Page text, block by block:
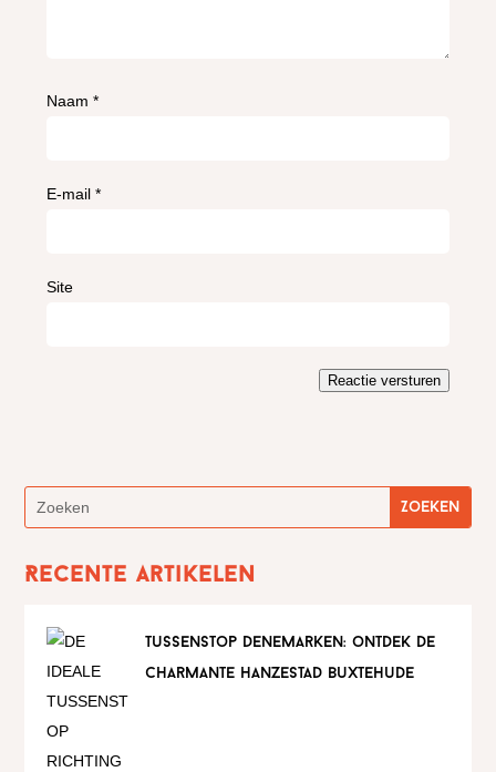
Naam*
E-mail*
Site
Reactie versturen
Recente artikelen
tussenstop denemarken: ontdek de
charmante hanzestad buxtehude